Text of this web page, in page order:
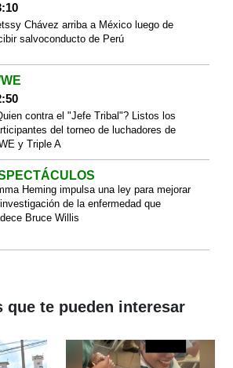
Chávez arriba a México luego de
salvoconducto de Perú
contra el "Jefe Tribal"? Listos los
del torneo de luchadores de
y Triple A
Heming impulsa una ley para mejorar
de la enfermedad que
Bruce Willis
que te pueden interesar